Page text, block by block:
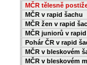
MČR tělesně
MČR v rapid šachu
MČR žen v rapid
MČR juniorů v
Pohár ČR v rapid
MČR v bleskovém
MČR v bleskovém